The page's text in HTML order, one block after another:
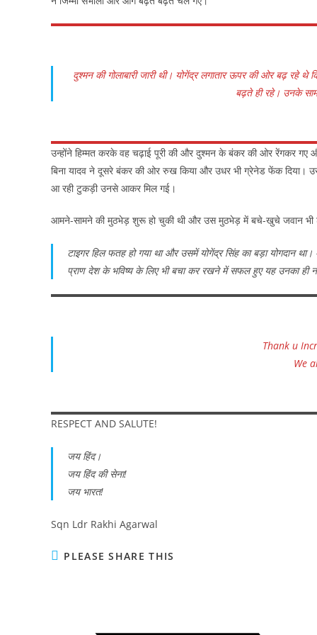
दुश्मन की गोलाबारी जारी थी। योगेंद्र लगातार ऊपर की ओर बढ़
बढ़ते ही रहे। उनके
उन्होंने हिम्मत करके वह चढ़ाई पूरी की और दुश्मन के बंकर की ओर रेंगकर गए
बिना यादव ने दूसरे बंकर की ओर रुख किया और उधर भी ग्रेनेड फेंक दिया।
आ रही टुकड़ी उनसे आकर मिल गई।
आमने-सामने की मुठभेड़ शुरू हो चुकी थी और उस मुठभेड़ में बचे-खुचे जवान भी
टाइगर हिल फतह हो गया था और उसमें योगेंद्र सिंह का बड़ा योगदान
प्राण देश के भविष्य के लिए भी बचा कर रखने में सफल हुए यह उनका ही
Thank u
We
RESPECT AND SALUTE!
जय हिंद।
जय हिंद की सेना!
जय भारत!
Sqn Ldr Rakhi Agarwal
PLEASE SHARE THIS